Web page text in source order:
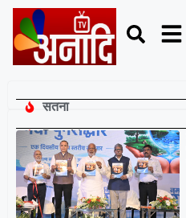
सतना
Breaking